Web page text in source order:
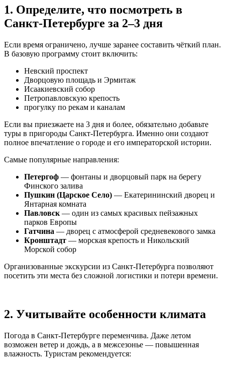
1. Определите, что посмотреть в
Санкт-Петербурге за 2–3 дня
Если время ограничено, лучше заранее составить чёткий план.
В базовую программу стоит включить:
Невский проспект
Дворцовую площадь и Эрмитаж
Исаакиевский собор
Петропавловскую крепость
прогулку по рекам и каналам
Если вы приезжаете на 3 дня и более, обязательно добавьте
туры в пригороды Санкт-Петербурга. Именно они создают
полное впечатление о городе и его императорской истории.
Самые популярные направления:
Петергоф — фонтаны и дворцовый парк на берегу
Финского залива
Пушкин (Царское Село) — Екатерининский дворец и
Янтарная комната
Павловск — один из самых красивых пейзажных
парков Европы
Гатчина — дворец с атмосферой средневекового замка
Кронштадт — морская крепость и Никольский
Морской собор
Организованные экскурсии из Санкт-Петербурга позволяют
посетить эти места без сложной логистики и потери времени.
2. Учитывайте особенности климата
Погода в Санкт-Петербурге переменчива. Даже летом
возможен ветер и дождь, а в межсезонье — повышенная
влажность. Туристам рекомендуется: